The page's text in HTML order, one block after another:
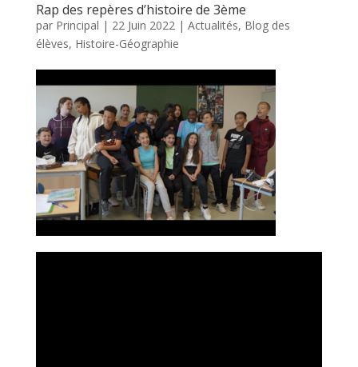
Rap des repères d’histoire de 3ème
par Principal | 22 Juin 2022| Actualités, Blog des
élèves, Histoire-Géographie